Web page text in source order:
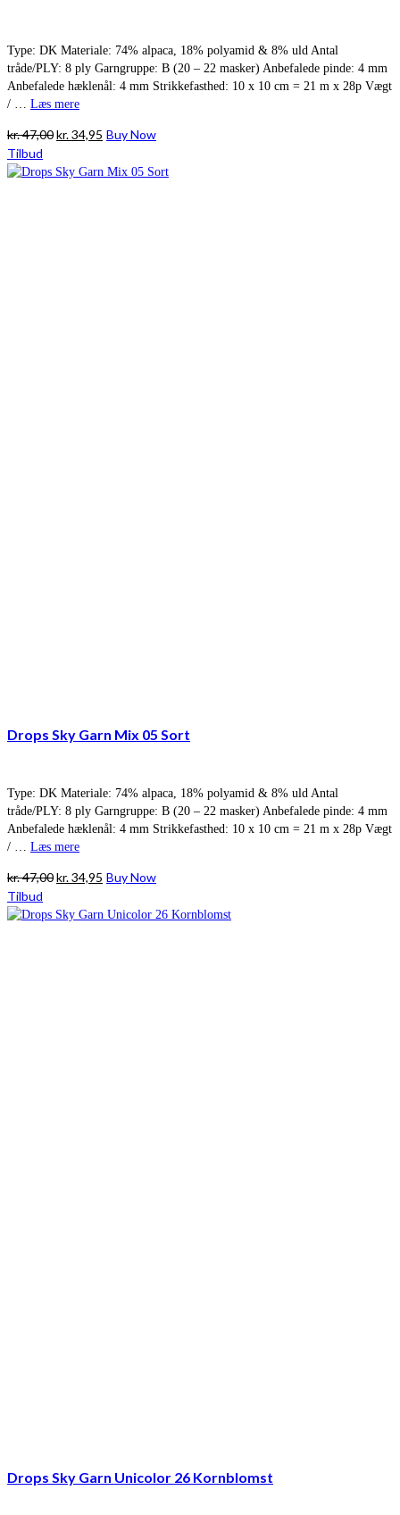
Type: DK Materiale: 74% alpaca, 18% polyamid & 8% uld Antal
tråde/PLY: 8 ply Garngruppe: B (20 – 22 masker) Anbefalede pinde: 4 mm
Anbefalede hæklenål: 4 mm Strikkefasthed: 10 x 10 cm = 21 m x 28p Vægt
/ … Læs mere
kr.47,00Den
pris
kr.34,95 Den
pris
Buy Now
Tilbud
Drops Sky Garn Mix 05 Sort
Type: DK Materiale: 74% alpaca, 18% polyamid & 8% uld Antal
tråde/PLY: 8 ply Garngruppe: B (20 – 22 masker) Anbefalede pinde: 4 mm
Anbefalede hæklenål: 4 mm Strikkefasthed: 10 x 10 cm = 21 m x 28p Vægt
/ … Læs mere
kr.47,00Den
pris
kr.34,95 Den
pris
Buy Now
Tilbud
Drops Sky Garn Unicolor 26 Kornblomst